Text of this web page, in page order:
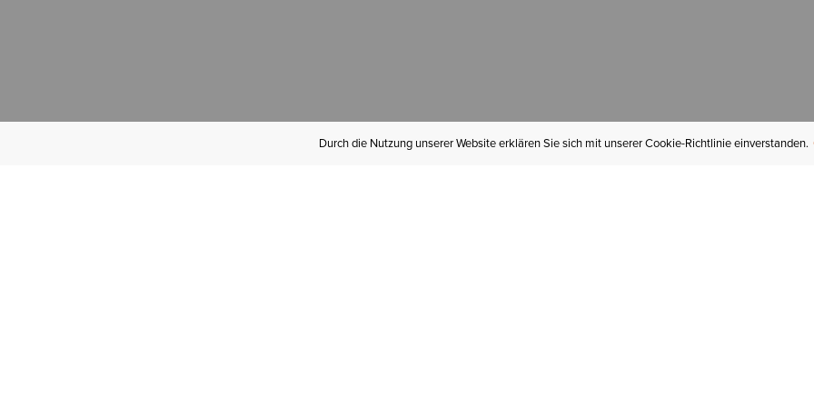
Durch die Nutzung unserer Website erklären Sie sich mit unserer Cookie-Richtlinie einverstanden.